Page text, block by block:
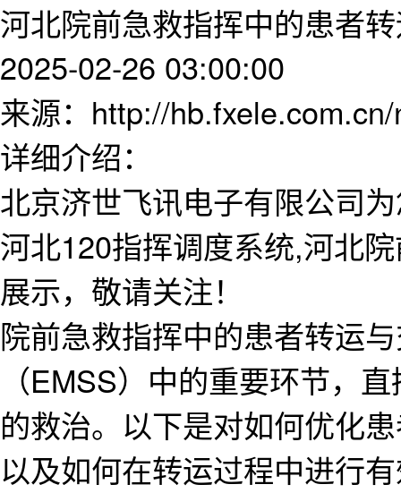
河北院前急救指挥中的患者
2025-02-26 03:00:00
来源：http://
详细介绍：
北京济世飞讯电子有限公司
河北120指挥调度系统,河北
展示，敬请关注！
院前急救指挥中的患者转运
（EMSS）中的重要环节，
的救治。以下是对如何优化
以及如何在转运过程中进行